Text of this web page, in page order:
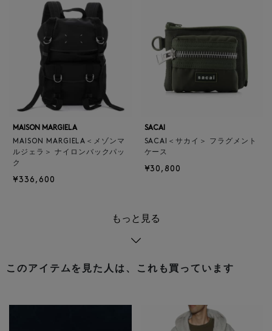
MAISON MARGIELA
MAISON MARGIELA＜メゾンマ
ルジェラ＞ ナイロンバックパッ
ク
¥336,600
SACAI
SACAI＜サカイ＞ フラグメント
ケース
¥30,800
もっと見る
このアイテムを見た人は、これも買っています